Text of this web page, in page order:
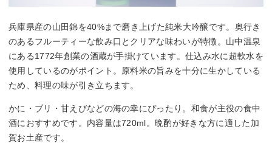
兵庫県産の山田錦を40%まで磨き上げた純米大吟醸です。奥行き
のあるフルーティーな飲み口とクリアな味わいが特徴。山中温泉
にある1772年創業の酒蔵が手掛けています。仕込み水に超軟水を
使用しているのがポイント。原料米の旨みを十分に生かしている
ため、料理の味が引き立ちます。
かに・ブリ・甘えびなどの海の幸にぴったり。和食が主役の食中
酒におすすめです。内容量は720ml。晩酌が好きな方に適した加
賀お土産です。